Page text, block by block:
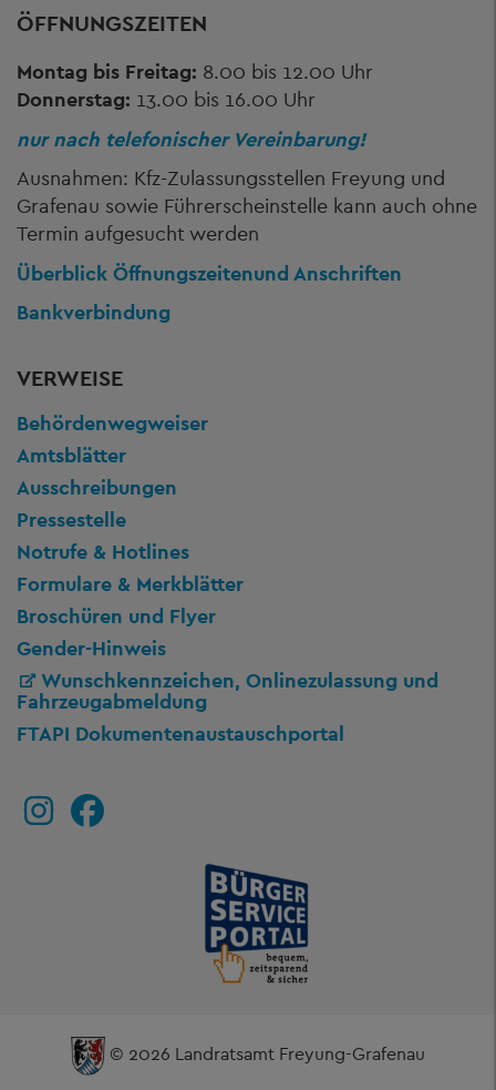
ÖFFNUNGSZEITEN
Montag bis Freitag: 8.00 bis 12.00 Uhr
Donnerstag: 13.00 bis 16.00 Uhr
nur nach telefonischer Vereinbarung!
Ausnahmen: Kfz-Zulassungsstellen Freyung und
Grafenau sowie Führerscheinstelle kann auch ohne
Termin aufgesucht werden
Überblick Öffnungszeitenund Anschriften
Bankverbindung
VERWEISE
Behördenwegweiser
Amtsblätter
Ausschreibungen
Pressestelle
Notrufe & Hotlines
Formulare & Merkblätter
Broschüren und Flyer
Gender-Hinweis
Wunschkennzeichen, Onlinezulassung und
Fahrzeugabmeldung
FTAPI Dokumentenaustauschportal
© 2026 Landratsamt Freyung-Grafenau